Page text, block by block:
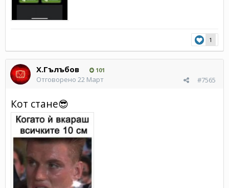
1
Х.Гълъбов 101
#7565
Отговорено 22 Март
Кот стане😎